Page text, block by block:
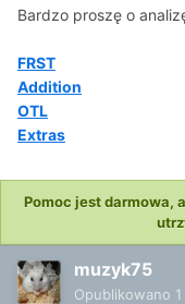
Bardzo proszę o
FRST
Addition
OTL
Extras
Pomoc jest darmowa,
muzyk75
Opublikowano